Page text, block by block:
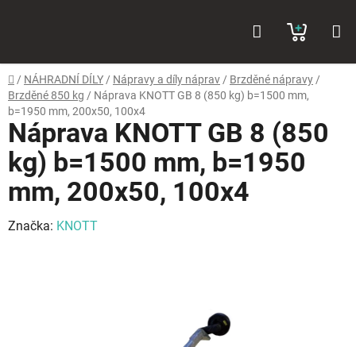
KOŠÍK
Domů
/ NÁHRADNÍ DÍLY / Nápravy a díly náprav / Brzděné nápravy /
Brzděné 850 kg / Náprava KNOTT GB 8 (850 kg) b=1500 mm,
b=1950 mm, 200x50, 100x4
Náprava KNOTT GB 8 (850
kg) b=1500 mm, b=1950
mm, 200x50, 100x4
Značka: KNOTT